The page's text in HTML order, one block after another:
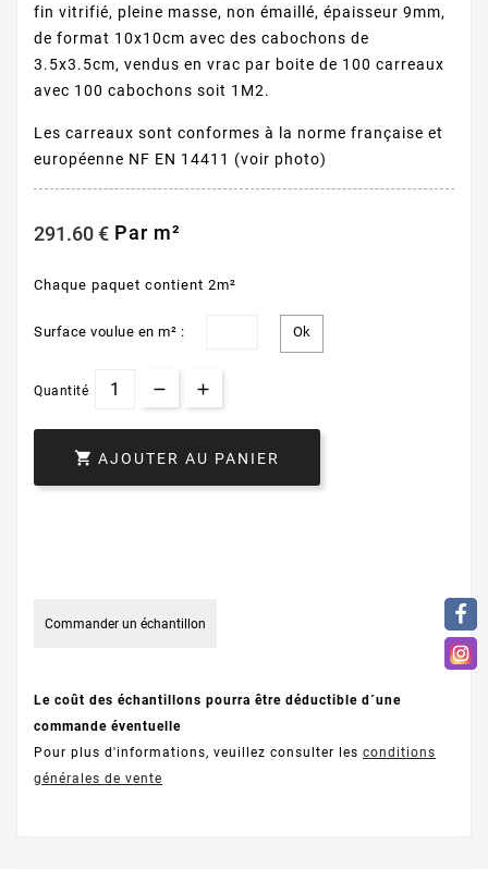
fin vitrifié, pleine masse, non émaillé, épaisseur 9mm,
de format 10x10cm avec des cabochons de
3.5x3.5cm, vendus en vrac par boite de 100 carreaux
avec 100 cabochons soit 1M2.
Les carreaux sont conformes à la norme française et
européenne NF EN 14411 (voir photo)
291.60 € Par m²
Chaque paquet contient 2m²
Surface voulue en m² :
Quantité
 AJOUTER AU PANIER
Commander un échantillon
Le coût des échantillons pourra être déductible d´une
commande éventuelle
Pour plus d'informations, veuillez consulter les conditions
générales de vente